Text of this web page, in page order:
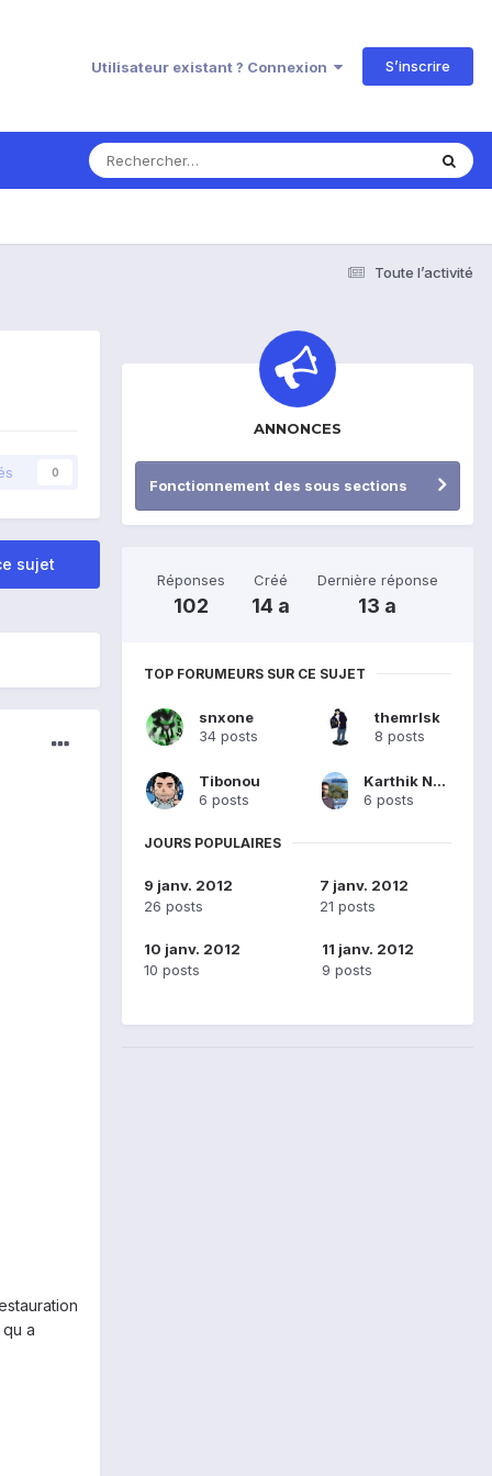
Utilisateur existant ? Connexion S’inscrire
Toute l’activité
0
sujet
a
ANNONCES
Fonctionnement des sous sections
Réponses
102
Créé
14 a
Dernière réponse
13 a
TOP FORUMEURS SUR CE SUJET
snxone
34 posts
themrlsk
8 posts
Tibonou
6 posts
Karthik Nagaraju
6 posts
JOURS POPULAIRES
9 janv. 2012
26 posts
7 janv. 2012
21 posts
10 janv. 2012
10 posts
11 janv. 2012
9 posts